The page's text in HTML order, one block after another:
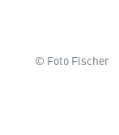
© Foto Fischer